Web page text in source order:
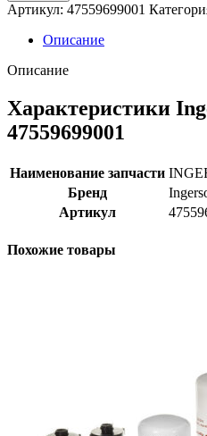
Артикул: 47559699001
Описание
Описание
Характеристики
47559699001
Наименование запчасти
Бренд
Артикул
Похожие товары